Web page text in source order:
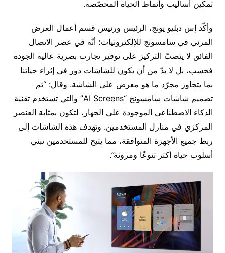
تمكين أساليب وأنماط الحياة المخصّصة.
وأكّد إس دبليو يونج، الرئيس ورئيس قسم أعمال العرض
المرئي في سامسونج للإلكترونيات؛ أنّه في عصر الاتصال
الفائق لا ينصبّ التركيز على توفير تجارب بصرية عالية الجودة
فحسب، بل لا بدّ من أن يكون للشاشات دور في إثراء حياتنا
بما يتجاوز مجرّد ما هو معرض على الشاشة. وقال: “تم
تصميم شاشات سامسونج “AI Screens” والتي تستخدم تقنية
الذكاء الاصطناعي الموجودة على الجهاز، لتكون بمثابة العنصر
المركزي في منازل المستخدمين. وتهدف هذه الشاشات إلى
ربط جميع الأجهزة المتوافقة، مما يتيح للمستخدمين تبني
أسلوب حياة أكثر تنوعًا ومرونة”.